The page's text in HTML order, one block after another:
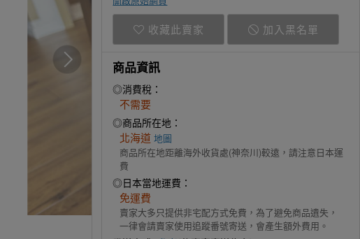
收藏此賣家 加入黑名單
商品資訊
◎消費稅：
不需要
◎商品所在地：
北海道 地圖
商品所在地距離海外收貨處(神奈川)較遠，請注意日本運
費
◎日本當地運費：
免運費
賣家大多只提供非宅配方式免費，為了避免商品遺失，
一律會請賣家使用追蹤番號寄送，會產生額外費用。